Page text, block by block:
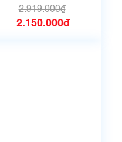
2.919.000₫
2.150.000₫